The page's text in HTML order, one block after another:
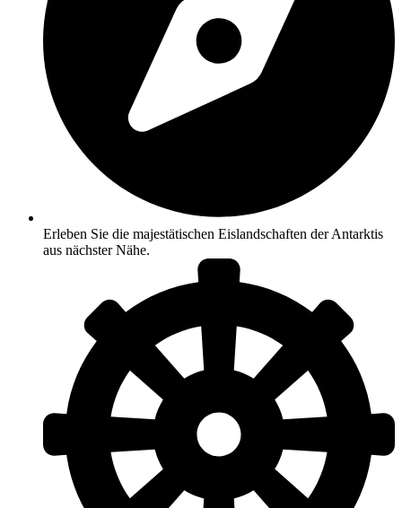
Erleben Sie die majestätischen Eislandschaften der Antarktis
aus nächster Nähe.